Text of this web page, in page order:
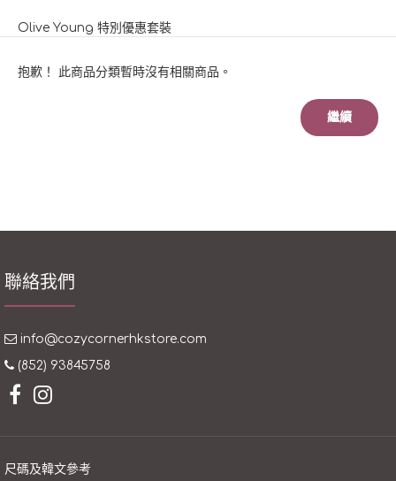
Olive Young 特別優惠套裝
抱歉！ 此商品分類暫時沒有相關商品。
繼續
聯絡我們
info@cozycornerhkstore.com
(852) 93845758
尺碼及韓文參考